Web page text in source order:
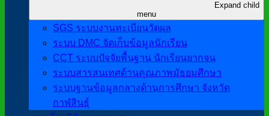
Expand child
menu
SGS ระบบงานทะเบียนวัดผล
ระบบ DMC จัดเก็บข้อมูลนักเรียน
CCT ระบบปัจจัยพื้นฐาน นักเรียนยากจน
ระบบสารสนเทศด้านคุณภาพมัธยมศึกษา
ระบบฐานข้อมูลกลางด้านการศึกษา จังหวัด
กาฬสินธุ์